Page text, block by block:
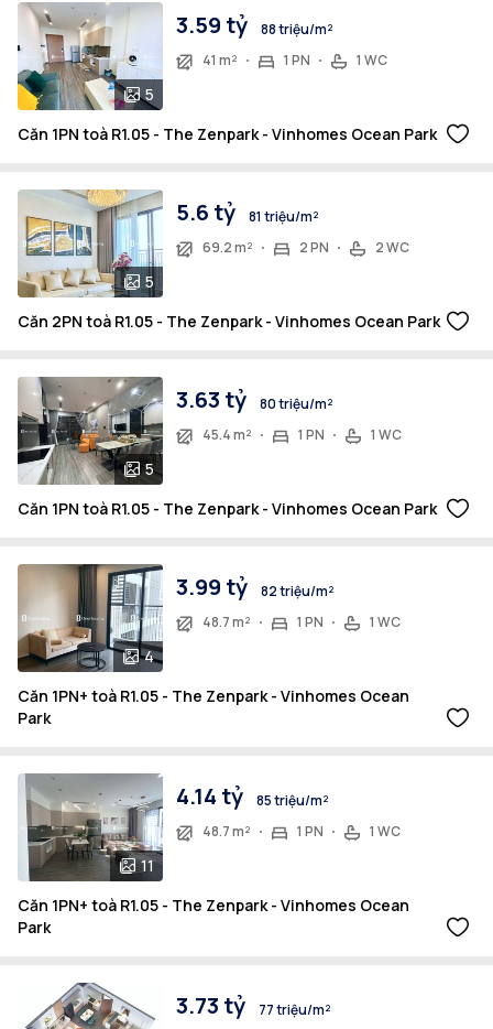
5
3.59 tỷ
88 triệu/m²
41 m²
1 PN 1 WC
Căn 1PN toà R1.05 - The Zenpark - Vinhomes Ocean Park
5
5.6 tỷ
81 triệu/m²
69.2 m²
2 PN 2 WC
Căn 2PN toà R1.05 - The Zenpark - Vinhomes Ocean Park
5
3.63 tỷ
80 triệu/m²
45.4 m²
1 PN 1 WC
Căn 1PN toà R1.05 - The Zenpark - Vinhomes Ocean Park
4
3.99 tỷ
82 triệu/m²
48.7 m²
1 PN 1 WC
Căn 1PN+ toà R1.05 - The Zenpark - Vinhomes Ocean
Park
11
4.14 tỷ
85 triệu/m²
48.7 m²
1 PN 1 WC
Căn 1PN+ toà R1.05 - The Zenpark - Vinhomes Ocean
Park
3.73 tỷ
77 triệu/m²